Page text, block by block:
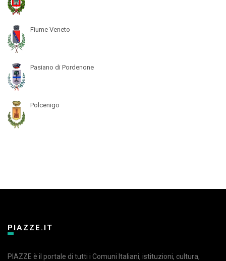
Fiume Veneto
Pasiano di Pordenone
Polcenigo
PIAZZE.IT
PIAZZE è il portale di tutti i Comuni Italiani, istituzioni, cultura,